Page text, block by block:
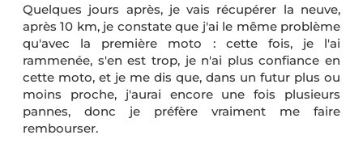
Quelques jours après, je vais récupérer la neuve,
après 10 km, je constate que j'ai le même problème
qu'avec la première moto : cette fois, je l'ai
rammenée, s'en est trop, je n'ai plus confiance en
cette moto, et je me dis que, dans un futur plus ou
moins proche, j'aurai encore une fois plusieurs
pannes, donc je préfère vraiment me faire
rembourser.